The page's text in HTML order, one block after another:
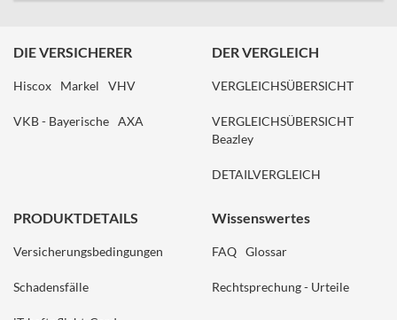
DIE VERSICHERER
Hiscox Markel VHV
VKB - Bayerische AXA
DER VERGLEICH
VERGLEICHSÜBERSICHT
VERGLEICHSÜBERSICHT
Beazley
DETAILVERGLEICH
PRODUKTDETAILS
Versicherungsbedingungen
Schadensfälle
Wissenswertes
FAQ Glossar
Rechtsprechung - Urteile